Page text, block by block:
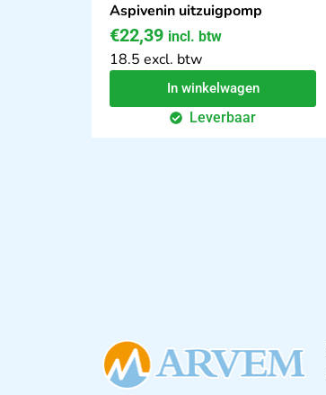
Aspivenin uitzuigpomp
€22,39 incl. btw
18.5 excl. btw
In winkelwagen
Leverbaar